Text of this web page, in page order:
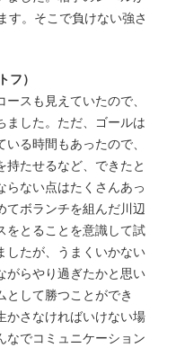
す。そこで負けない強さ
フ）
スも見えていたので、
ました。ただ、ゴールは
る時間もあったので、
たせるなど、できたと
らない点はたくさんあっ
てボランチを組んだ川辺
をとることを意識して試
したが、うまくいかない
がらやり過ぎたかと思い
として勝つことができ
かさなければいけない場
なでコミュニケーション